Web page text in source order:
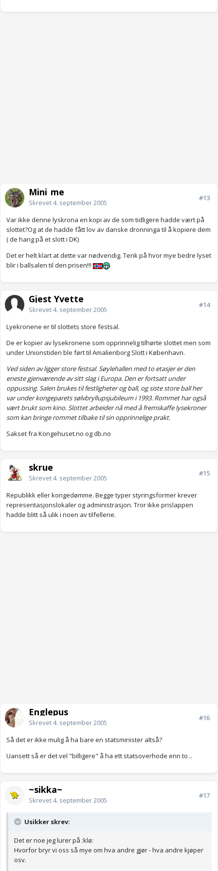
Mini_me
Skrevet4. september 2005
#13
Var ikke denne lyskrona en kopi av de som tidligere hadde vært på
slottet?Og at de hadde fått lov av danske dronninga til å kopiere dem
( de hang på et slott i DK)
Det er helt klart at dette var nødvendig. Tenk på hvor mye bedre lyset
blir i ballsalen til den prisen!!!
Gjest Yvette
Skrevet4. september 2005
#14
Lyekronene er til slottets store festsal.
De er kopier av lysekronene som opprinnelig tilhørte slottet men som
under Unionstiden ble ført til Amalienborg Slott i København.
Ved siden av ligger store festsal. Søylehallen med to etasjer er den
eneste gjenværende av sitt slag i Europa. Den er fortsatt under
oppussing. Salen brukes til festligheter og ball, og siste store ball her
var under kongeparets sølvbryllupsjubileum i 1993. Rommet har også
vært brukt som kino. Slottet arbeider nå med å fremskaffe lysekroner
som kan bringe rommet tilbake til sin opprinnelige prakt.
Sakset fra Kongehuset.no og db.no
skrue
Skrevet4. september 2005
#15
Republikk eller kongedømme. Begge typer styringsformer krever
representasjonslokaler og administrasjon. Tror ikke prislappen
hadde blitt så ulik i noen av tilfellene.
Englepus
Skrevet4. september 2005
#16
Så det er ikke mulig å ha bare en statsminister altså?
Uansett så er det vel "billigere" å ha ett statsoverhode enn to ..
~sikka~
Skrevet4. september 2005
#17
Usikker skrev:
Det er noe jeg lurer på :klø:
Hvorfor bryr vi oss så mye om hva andre gjør - hva andre kjøper
osv.